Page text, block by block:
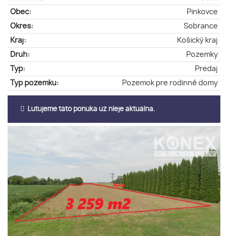
Obec:
Pinkovce
Okres:
Sobrance
Kraj:
Košický kraj
Druh:
Pozemky
Typ:
Predaj
Typ pozemku:
Pozemok pre rodinné domy
Ľutujeme táto ponuka už nieje aktuálna.